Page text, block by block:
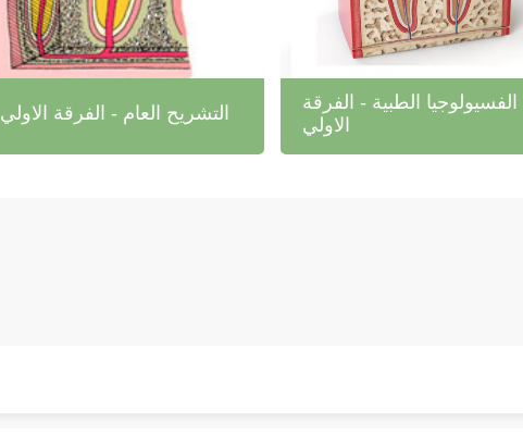
التشريح العام - الفرقة الاولي
الفسيولوجيا الطبية - الفرقة
الاولي